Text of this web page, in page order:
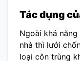
Tác dụng
Ngoài khả
nhà thì lưới
loại côn trùng